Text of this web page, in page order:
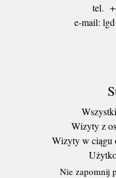
tel.
​e-mail:
Wizyty z
Wizyty w ciągu
Nie zapomnij